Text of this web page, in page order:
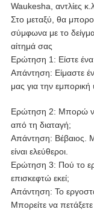
Waukesha, αντλίες
Στο μεταξύ, θα
σύμφωνα με το
αίτημά σας
Ερώτηση 1: Είστε ένα
Απάντηση: Είμαστε
μας για την εμπορική
Ερώτηση 2: Μπορώ
από τη διαταγή;
Απάντηση: Βέβαιος.
είναι ελεύθεροι.
Ερώτηση 3: Πού το
επισκεφτώ εκεί;
Απάντηση: Το
Μπορείτε να